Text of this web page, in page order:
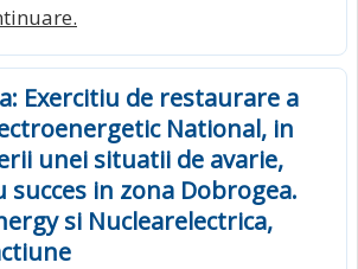
Exercitiu de restaurare a
National, in
unei situatii de avarie,
succes in zona Dobrogea.
si Nuclearelectrica,